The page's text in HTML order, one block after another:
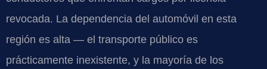
revocada. La dependencia del automóvil en esta
región es alta — el transporte público es
prácticamente inexistente, y la mayoría de los